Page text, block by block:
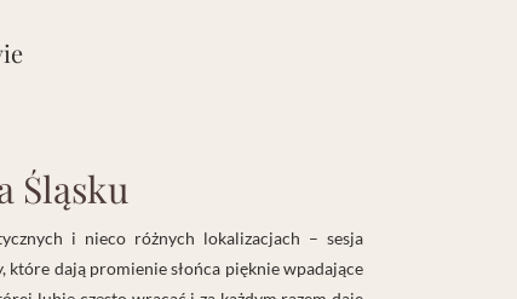
Śląsku
i nieco różnych lokalizacjach – sesja
które dają promienie słońca pięknie wpadające